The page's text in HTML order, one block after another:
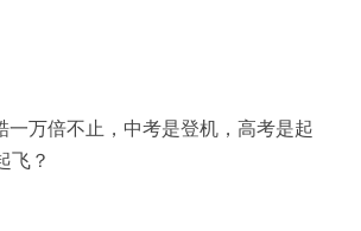
一万倍不止，中考是登机，高考是起
飞？